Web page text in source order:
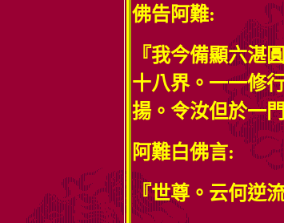
佛告阿難:
『我今備顯六湛
十八界。一一修
揚。令汝但於一
阿難白佛言:
『世尊。云何逆